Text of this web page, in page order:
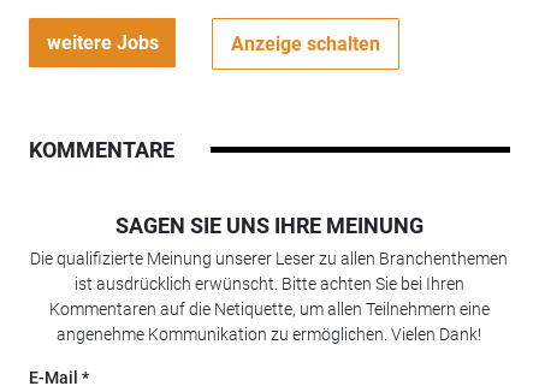
weitere Jobs Anzeige schalten
KOMMENTARE
SAGEN SIE UNS IHRE MEINUNG
Die qualifizierte Meinung unserer Leser zu allen Branchenthemen
ist ausdrücklich erwünscht. Bitte achten Sie bei Ihren
Kommentaren auf die Netiquette, um allen Teilnehmern eine
angenehme Kommunikation zu ermöglichen. Vielen Dank!
E-Mail